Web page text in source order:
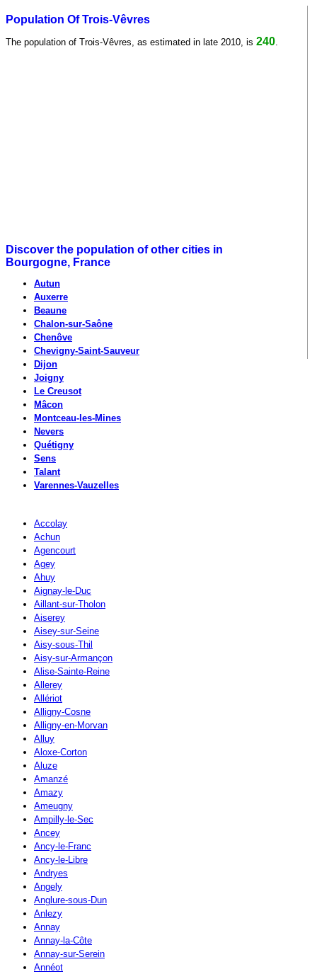
Population Of Trois-Vêvres
The population of Trois-Vêvres, as estimated in late 2010, is 240
Discover the population of other cities in
Bourgogne, France
Autun
Auxerre
Beaune
Chalon-sur-Saône
Chenôve
Chevigny-Saint-Sauveur
Dijon
Joigny
Le Creusot
Mâcon
Montceau-les-Mines
Nevers
Quétigny
Sens
Talant
Varennes-Vauzelles
Accolay
Achun
Agencourt
Agey
Ahuy
Aignay-le-Duc
Aillant-sur-Tholon
Aiserey
Aisey-sur-Seine
Aisy-sous-Thil
Aisy-sur-Armançon
Alise-Sainte-Reine
Allerey
Allériot
Alligny-Cosne
Alligny-en-Morvan
Alluy
Aloxe-Corton
Aluze
Amanzé
Amazy
Ameugny
Ampilly-le-Sec
Ancey
Ancy-le-Franc
Ancy-le-Libre
Andryes
Angely
Anglure-sous-Dun
Anlezy
Annay
Annay-la-Côte
Annay-sur-Serein
Annéot